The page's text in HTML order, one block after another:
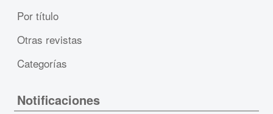
Por título
Otras revistas
Categorías
Notificaciones